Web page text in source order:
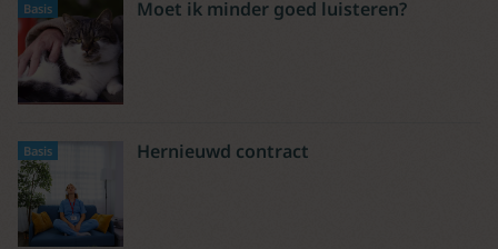
Basis Moet ik minder goed luisteren?
Basis Hernieuwd contract